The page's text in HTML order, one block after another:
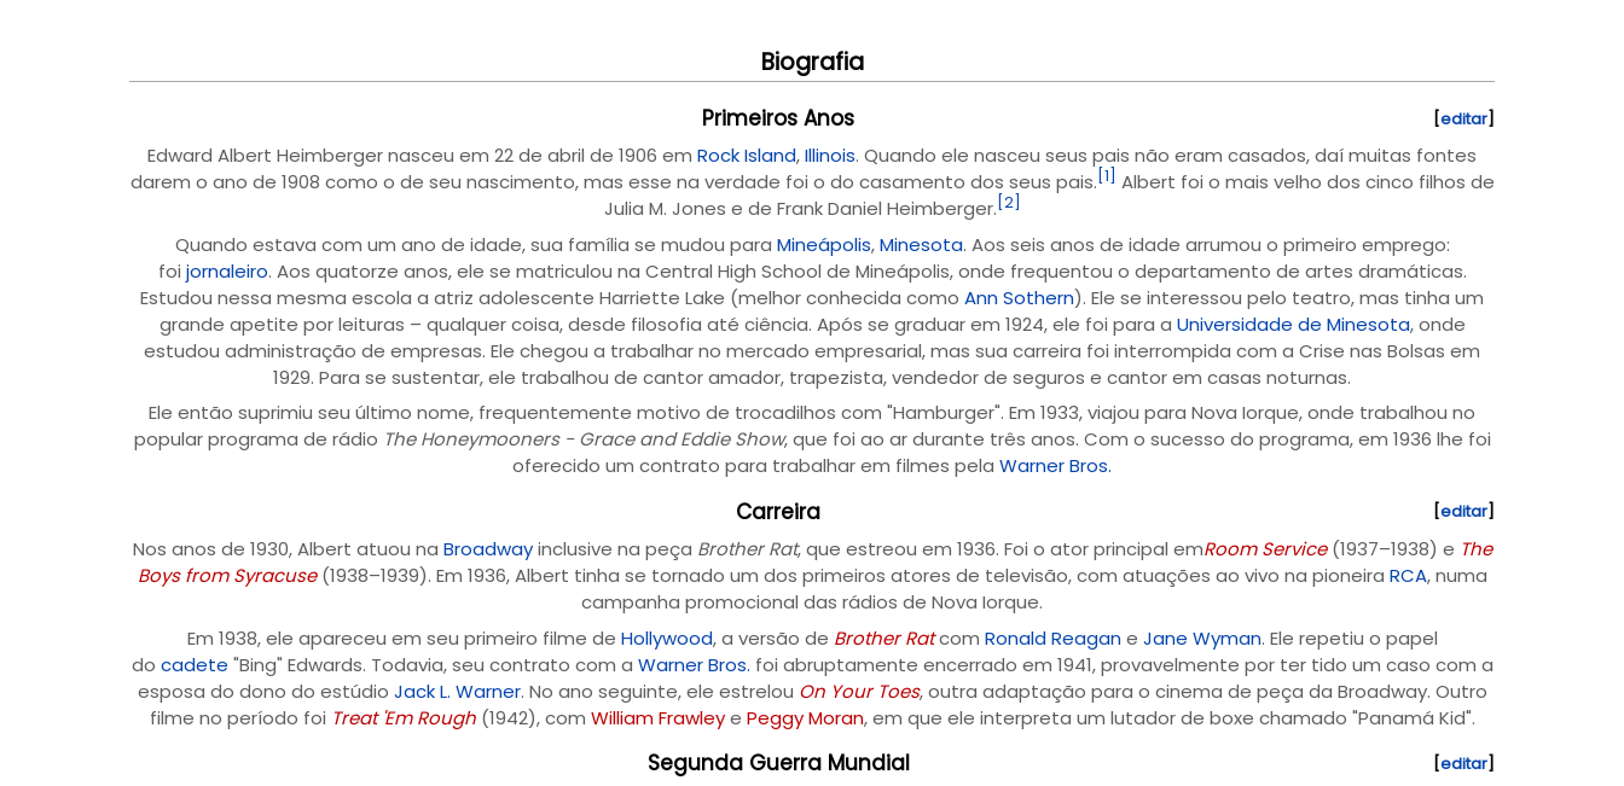
Biografia
[editar]
Primeiros Anos
Edward Albert Heimberger nasceu em 22 de abril de 1906 em Rock Island,Illinois. Quando ele nasceu seus pais não eram casados, daí muitas fontes
darem o ano de 1908 como o de seu nascimento, mas esse na verdade foi o do casamento dos seus pais. [1]
Albert foi o mais velho dos cinco filhos de
Julia M. Jones e de Frank Daniel Heimberger. [2]
Quando estava com um ano de idade, sua família se mudou para Mineápolis,Minesota. Aos seis anos de idade arrumou o primeiro emprego:
foi jornaleiro. Aos quatorze anos, ele se matriculou na Central High School de Mineápolis, onde frequentou o departamento de artes dramáticas.
Estudou nessa mesma escola a atriz adolescente Harriette Lake (melhor conhecida como Ann Sothern). Ele se interessou pelo teatro, mas tinha um
grande apetite por leituras – qualquer coisa, desde filosofia até ciência. Após se graduar em 1924, ele foi para a Universidade de Minesota, onde
estudou administração de empresas. Ele chegou a trabalhar no mercado empresarial, mas sua carreira foi interrompida com a Crise nas Bolsas em
1929. Para se sustentar, ele trabalhou de cantor amador, trapezista, vendedor de seguros e cantor em casas noturnas.
Ele então suprimiu seu último nome, frequentemente motivo de trocadilhos com "Hamburger". Em 1933, viajou para Nova Iorque, onde trabalhou no
popular programa de rádio The Honeymooners - Grace and Eddie Show, que foi ao ar durante três anos. Com o sucesso do programa, em 1936 lhe foi
oferecido um contrato para trabalhar em filmes pela Warner Bros.
[editar]
Carreira
Nos anos de 1930, Albert atuou na Broadwayinclusive na peça Brother Rat, que estreou em 1936. Foi o ator principal emRoom Service(1937–1938) e The
Boys from Syracuse(1938–1939). Em 1936, Albert tinha se tornado um dos primeiros atores de televisão, com atuações ao vivo na pioneira RCA, numa
campanha promocional das rádios de Nova Iorque.
Em 1938, ele apareceu em seu primeiro filme de Hollywood, a versão de Brother Ratcom Ronald Reagane Jane Wyman. Ele repetiu o papel
do cadete "Bing" Edwards. Todavia, seu contrato com a Warner Bros. foi abruptamente encerrado em 1941, provavelmente por ter tido um caso com a
esposa do dono do estúdio Jack L. Warner. No ano seguinte, ele estrelou On Your Toes, outra adaptação para o cinema de peça da Broadway. Outro
filme no período foi Treat 'Em Rough(1942), com William Frawleye Peggy Moran, em que ele interpreta um lutador de boxe chamado "Panamá Kid".
[editar]
Segunda Guerra Mundial